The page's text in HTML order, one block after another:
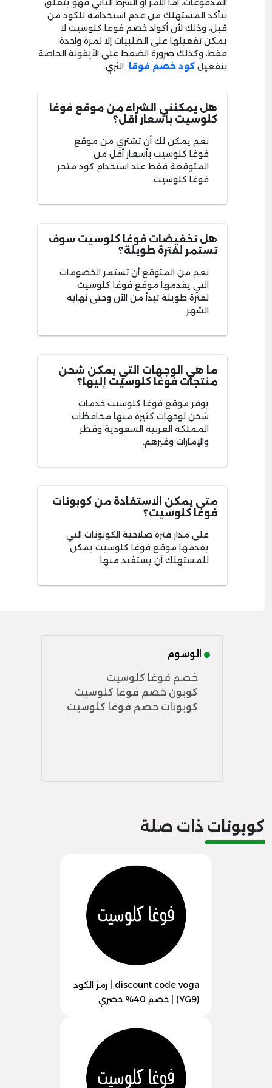
المدفوعات، أما الأمر أو الشرط الثاني فهو يتعلق
بتأكد المستهلك من عدم استخدامه للكود من
قبل، وذلك لأن أكواد خصم فوغا كلوسيت لا
يمكن تفعيلها على الطلبيات إلا لمرة واحدة
فقط، وكذلك ضرورة الضغط على الأيقونة الخاصة
بتفعيل كود خصم فوقا الثري.
هل يمكنني الشراء من موقع فوغا
كلوسيت بأسعار أقل؟
نعم يمكن لك أن تشتري من موقع
فوغا كلوسيت بأسعار أقل من
المتوقعة فقط عند استخدام كود متجر
فوغا كلوسيت.
هل تخفيضات فوغا كلوسيت سوف
تستمر لفترة طويلة؟
نعم من المتوقع أن تستمر الخصومات
التي يقدمها موقع فوغا كلوسيت
لفترة طويلة تبدأ من الآن وحتى نهاية
الشهر.
ما هي الوجهات التي يمكن شحن
منتجات فوغا كلوسيت إليها؟
يوفر موقع فوغا كلوسيت خدمات
شحن لوجهات كثيرة منها محافظات
المملكة العربية السعودية وقطر
والإمارات وغيرهم.
متى يمكن الاستفادة من كوبونات
فوغا كلوسيت؟
على مدار فترة صلاحية الكوبونات التي
يقدمها موقع فوغا كلوسيت يمكن
للمستهلك أن يستفيد منها.
الوسوم
خصم فوغا كلوسيت
كوبون خصم فوغا كلوسيت
كوبونات خصم فوغا كلوسيت
كوبونات ذات صلة
discount code voga | رمز الكود
(YG9) | خصم 40% حصري